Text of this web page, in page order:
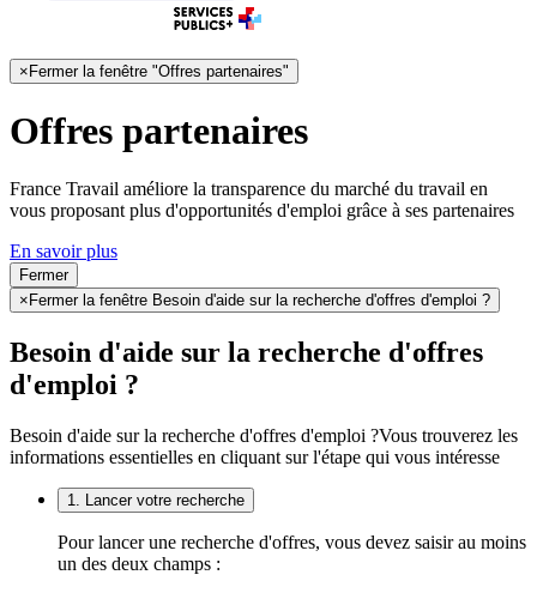
×Fermer la fenêtre "Offres partenaires"
Offres partenaires
France Travail améliore la transparence du marché du travail en
vous proposant plus d'opportunités d'emploi grâce à ses partenaires
En savoir plus
Fermer
× Fermer la fenêtre Besoin d'aide sur la recherche d'offres d'emploi ?
Besoin d'aide sur la recherche d'offres
d'emploi ?
Besoin d'aide sur la recherche d'offres d'emploi ?Vous trouverez les
informations essentielles en cliquant sur l'étape qui vous intéresse
1. Lancer votre recherche
Pour lancer une recherche d'offres, vous devez saisir au moins
un des deux champs :